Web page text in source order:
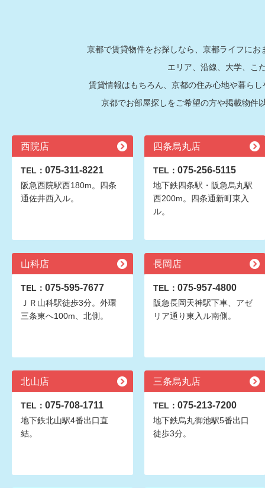
京都で賃貸物件をお探しなら、京都ライフに
エリア、沿線、大学、こ
賃貸情報はもちろん、京都の住み心地や暮ら
京都でお部屋探しをご希望の方や掲載物件
西院店
TEL： 075-311-8221
阪急西院駅西180m。四条
通佐井西入ル。
四条烏丸店
TEL： 075-256-5115
地下鉄四条駅・阪急烏丸駅
西200m。四条通新町東入
ル。
山科店
TEL： 075-595-7677
ＪＲ山科駅徒歩3分。外環
三条東へ100m、北側。
長岡店
TEL： 075-957-4800
阪急長岡天神駅下車、アゼ
リア通り東入ル南側。
北山店
TEL： 075-708-1711
地下鉄北山駅4番出口直
結。
三条烏丸店
TEL： 075-213-7200
地下鉄烏丸御池駅5番出口
徒歩3分。